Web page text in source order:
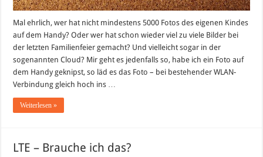
Mal ehrlich, wer hat nicht mindestens 5000 Fotos des eigenen Kindes
auf dem Handy? Oder wer hat schon wieder viel zu viele Bilder bei
der letzten Familienfeier gemacht? Und vielleicht sogar in der
sogenannten Cloud? Mir geht es jedenfalls so, habe ich ein Foto auf
dem Handy geknipst, so läd es das Foto – bei bestehender WLAN-
Verbindung gleich hoch ins …
Weiterlesen »
LTE – Brauche ich das?